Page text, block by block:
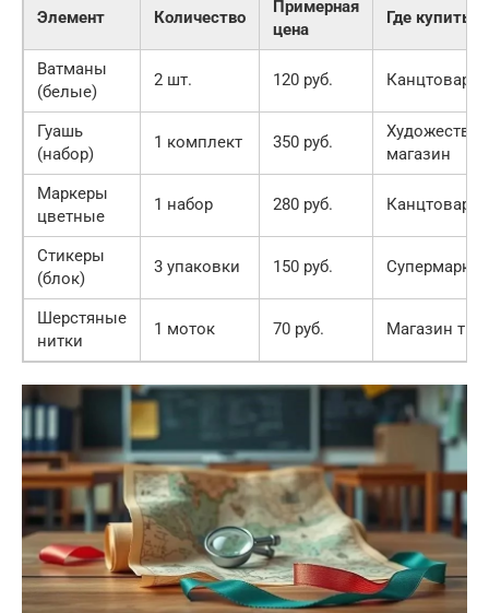
Элемент Количество
Примерная
цена
Где купить
Ватманы
(белые)
2 шт. 120 руб. Канцтовары
Гуашь
(набор)
1 комплект 350 руб.
магазин
Маркеры
цветные
1 набор 280 руб. Канцтовары
Стикеры
(блок)
3 упаковки 150 руб. Супермаркет
Шерстяные
нитки
1 моток 70 руб. Магазин